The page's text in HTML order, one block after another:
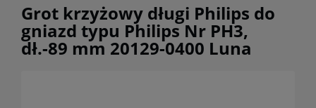
Grot krzyżowy długi Philips do
gniazd typu Philips Nr PH3,
dł.-89 mm 20129-0400 Luna